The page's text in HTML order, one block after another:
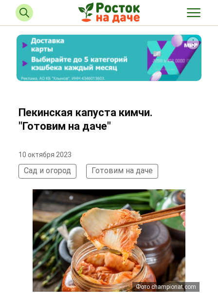
Пекинская капуста кимчи.
"Готовим на даче"
10 октября 2023
Сад и огород Готовим на даче
Фото championat.com